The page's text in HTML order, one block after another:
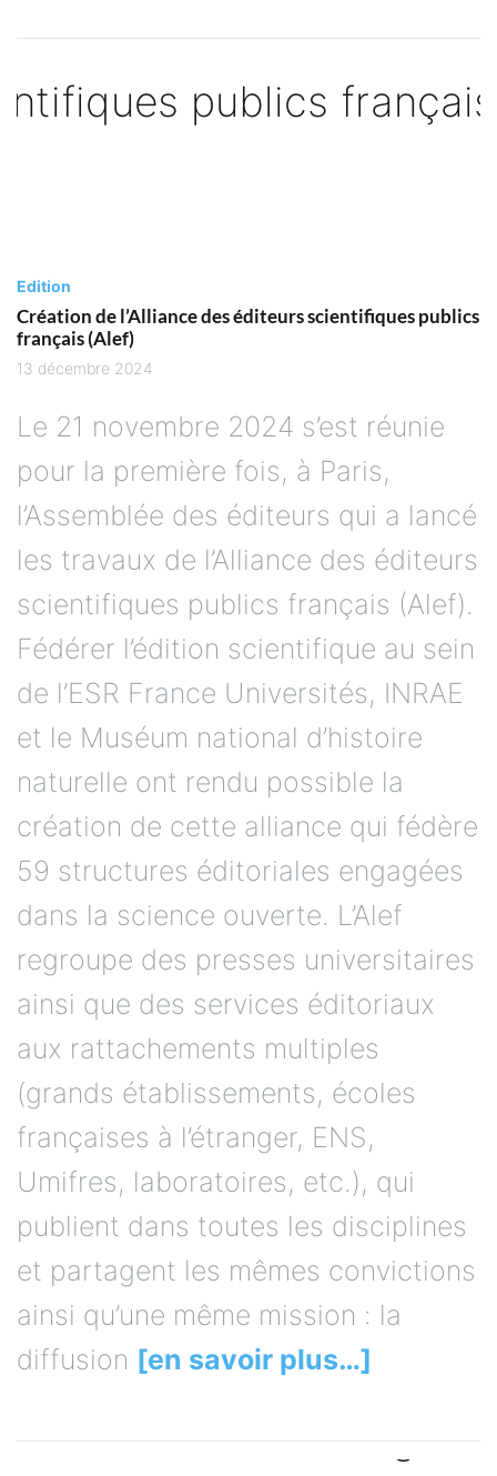
Edition
Création de l’Alliance des éditeurs scientifiques publics
français (Alef)
13 décembre 2024
Le 21 novembre 2024 s’est réunie
pour la première fois, à Paris,
l’Assemblée des éditeurs qui a lancé
les travaux de l’Alliance des éditeurs
scientifiques publics français (Alef).
Fédérer l’édition scientifique au sein
de l’ESR France Universités, INRAE
et le Muséum national d’histoire
naturelle ont rendu possible la
création de cette alliance qui fédère
59 structures éditoriales engagées
dans la science ouverte. L’Alef
regroupe des presses universitaires
ainsi que des services éditoriaux
aux rattachements multiples
(grands établissements, écoles
françaises à l’étranger, ENS,
Umifres, laboratoires, etc.), qui
publient dans toutes les disciplines
et partagent les mêmes convictions
ainsi qu’une même mission : la
diffusion [en savoir plus…]